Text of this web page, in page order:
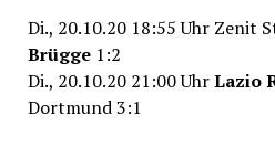
Di., 20.10.20 18:55 Uhr Zenit
Brügge1:2
Di., 20.10.20 21:00 UhrLazio
Dortmund 3:1